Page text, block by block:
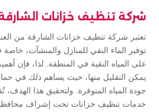
شركة تنظيف خزانات
تعتبر شركة تنظيف خزانات الشارقة من
توفير الماء النقي للمنازل والمنشآت،
على المياه النقية في المنطقة. لذا، فإن
يمكن التقليل منها، حيث يساهم ذلك في
جودة المياه المتوفرة. ولتحقيق هذا
خدمات تنظيف خزانات تحت إشراف